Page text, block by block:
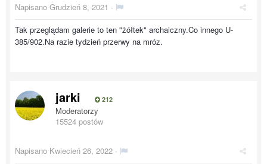
Napisano Grudzień 8, 2021 ·
Tak przeglądam galerie to ten "żółtek" archaiczny.Co innego U-
385/902.Na razie tydzień przerwy na mróz.
jarki 212
Moderatorzy
15524 postów
Napisano Kwiecień 26, 2022 ·